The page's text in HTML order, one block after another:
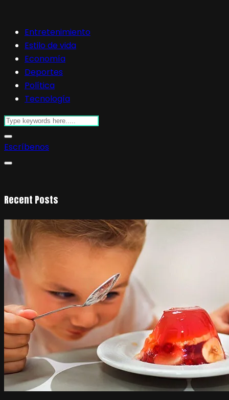
Entretenimiento
Estilo de vida
Economía
Deportes
Política
Tecnología
Escríbenos
Recent Posts